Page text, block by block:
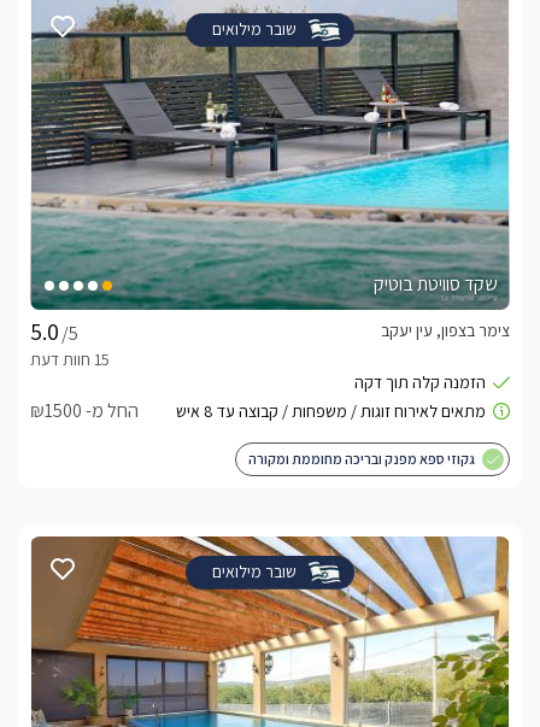
שובר מילואים
שקד סוויטת בוטיק
/5
צימר בצפון, עין יעקב
החל מ- ₪1500
גקוזי ספא מפנק ובריכה מחוממת ומקורה
שובר מילואים